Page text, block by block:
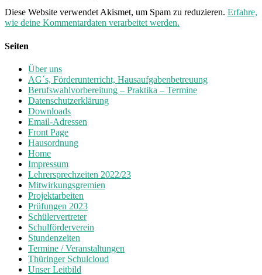
Diese Website verwendet Akismet, um Spam zu reduzieren. Erfahre,
wie deine Kommentardaten verarbeitet werden.
Seiten
Über uns
AG´s, Förderunterricht, Hausaufgabenbetreuung
Berufswahlvorbereitung – Praktika – Termine
Datenschutzerklärung
Downloads
Email-Adressen
Front Page
Hausordnung
Home
Impressum
Lehrersprechzeiten 2022/23
Mitwirkungsgremien
Projektarbeiten
Prüfungen 2023
Schülervertreter
Schulförderverein
Stundenzeiten
Termine / Veranstaltungen
Thüringer Schulcloud
Unser Leitbild